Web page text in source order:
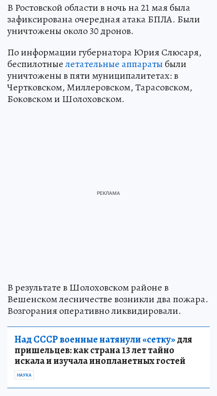
В Ростовской области в ночь на 21 мая была
зафиксирована очередная атака БПЛА. Были
уничтожены около 30 дронов.
По информации губернатора Юрия Слюсаря,
беспилотныелетательные аппараты были
уничтожены в пяти муниципалитетах: в
Чертковском, Миллеровском, Тарасовском,
Боковском и Шолоховском.
В результате в Шолоховском районе в
Вешенском лесничестве возникли два пожара.
Возгорания оперативно ликвидировали.
Над СССР военные натянули «сетку»для
пришельцев: как страна 13 лет тайно
искала и изучала инопланетных гостей
НАУКА